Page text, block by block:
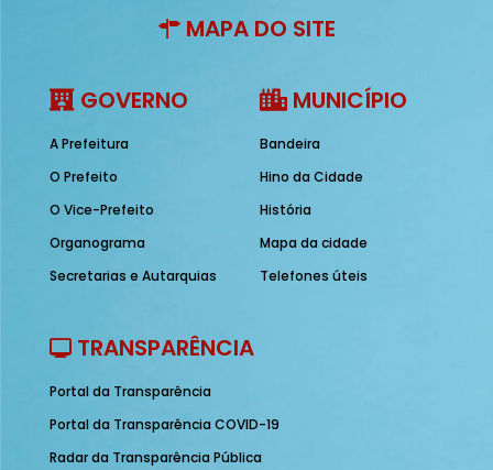
MAPA DO SITE
GOVERNO
A Prefeitura
O Prefeito
O Vice-Prefeito
Organograma
Secretarias e Autarquias
MUNICÍPIO
Bandeira
Hino da Cidade
História
Mapa da cidade
Telefones úteis
TRANSPARÊNCIA
Portal da Transparência
Portal da Transparência COVID-19
Radar da Transparência Pública